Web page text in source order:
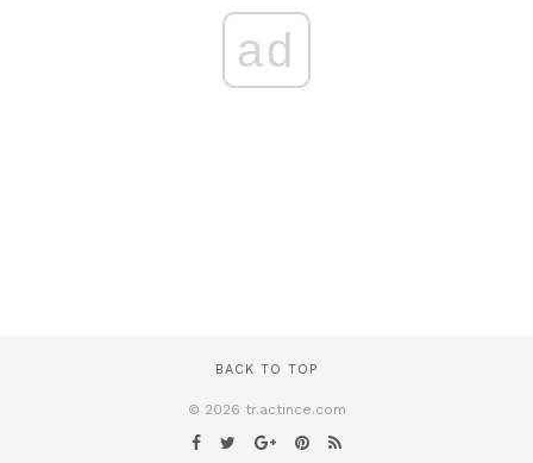
ad
BACK TO TOP
© 2026 tr.actince.com